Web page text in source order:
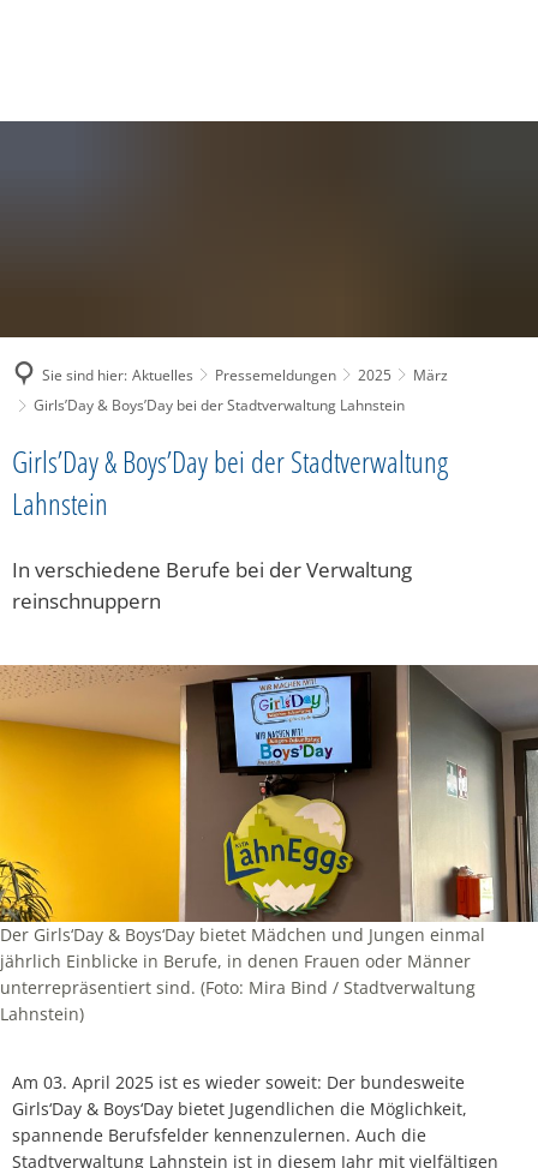
Sie sind hier: Aktuelles Pressemeldungen 2025
März
Girls’Day & Boys’Day bei der Stadtverwaltung Lahnstein
Girls’Day & Boys’Day bei der Stadtverwaltung
Lahnstein
In verschiedene Berufe bei der Verwaltung
reinschnuppern
Der Girls‘Day & Boys‘Day bietet Mädchen und Jungen einmal
jährlich Einblicke in Berufe, in denen Frauen oder Männer
unterrepräsentiert sind. (Foto: Mira Bind / Stadtverwaltung
Lahnstein)
Am 03. April 2025 ist es wieder soweit: Der bundesweite
Girls‘Day & Boys‘Day bietet Jugendlichen die Möglichkeit,
spannende Berufsfelder kennenzulernen. Auch die
Stadtverwaltung Lahnstein ist in diesem Jahr mit vielfältigen